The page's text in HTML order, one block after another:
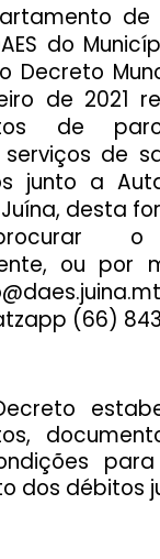
de
do
Decreto
de 2021
de
de
junto a
desta
ou por
(66)
dos débitos